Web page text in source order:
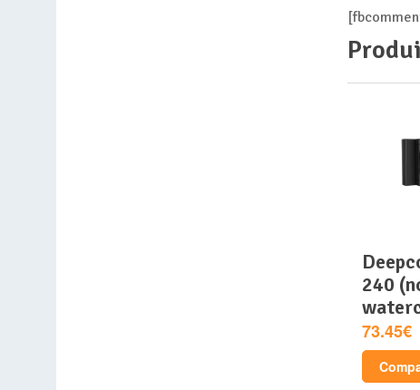
deepcool – mystique
240
73.45€